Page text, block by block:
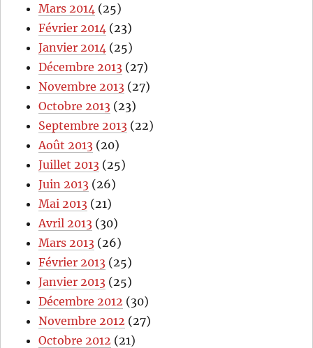
Mars 2014 (25)
Février 2014 (23)
Janvier 2014 (25)
Décembre 2013 (27)
Novembre 2013 (27)
Octobre 2013 (23)
Septembre 2013 (22)
Août 2013 (20)
Juillet 2013 (25)
Juin 2013 (26)
Mai 2013 (21)
Avril 2013 (30)
Mars 2013 (26)
Février 2013 (25)
Janvier 2013 (25)
Décembre 2012 (30)
Novembre 2012 (27)
Octobre 2012 (21)